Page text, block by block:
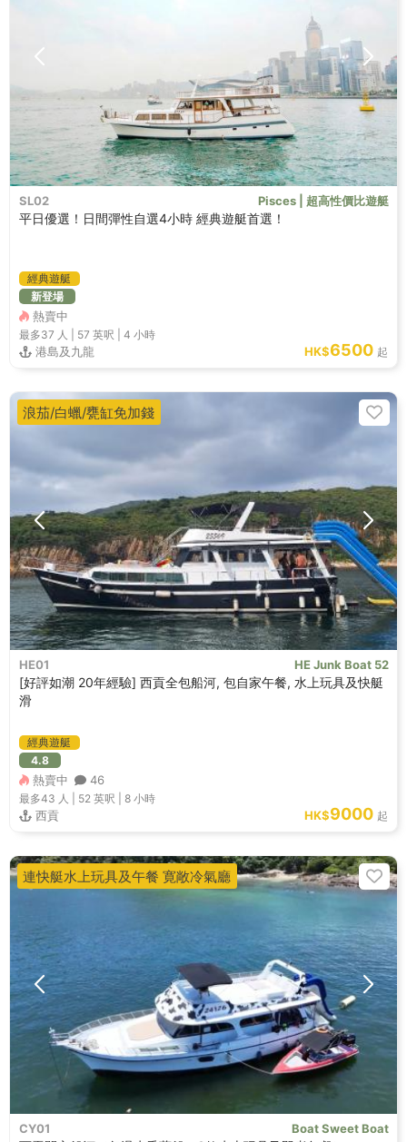
SL02 Pisces | 超高性價比遊艇
平日優選！日間彈性自選4小時 經典遊艇首選！
經典遊艇
新登場
熱賣中
最多37 人 | 57 英呎 4 小時
港島及九龍 HK$6500 起
HE01 HE Junk Boat 52
[好評如潮 20年經驗] 西貢全包船河, 包自家午餐, 水上玩具及快艇
滑
經典遊艇
4.8
熱賣中 46
最多43 人 | 52 英呎 8 小時
西貢 HK$9000 起
浪茄/白蠟/甕缸免加錢
CY01 Boat Sweet Boat
連快艇水上玩具及午餐 寛敞冷氣廳